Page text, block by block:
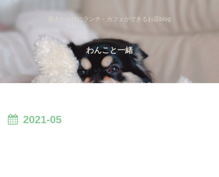
愛犬と一緒にランチ・カフェができるお店blog
わんこと一緒
2021-05